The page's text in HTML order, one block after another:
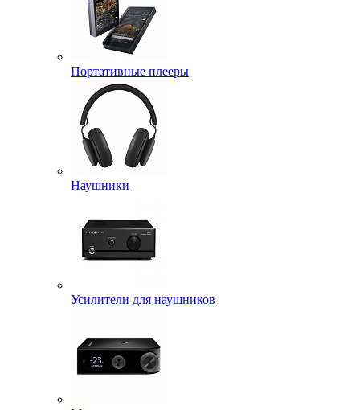
Портативные плееры
Наушники
Усилители для наушников